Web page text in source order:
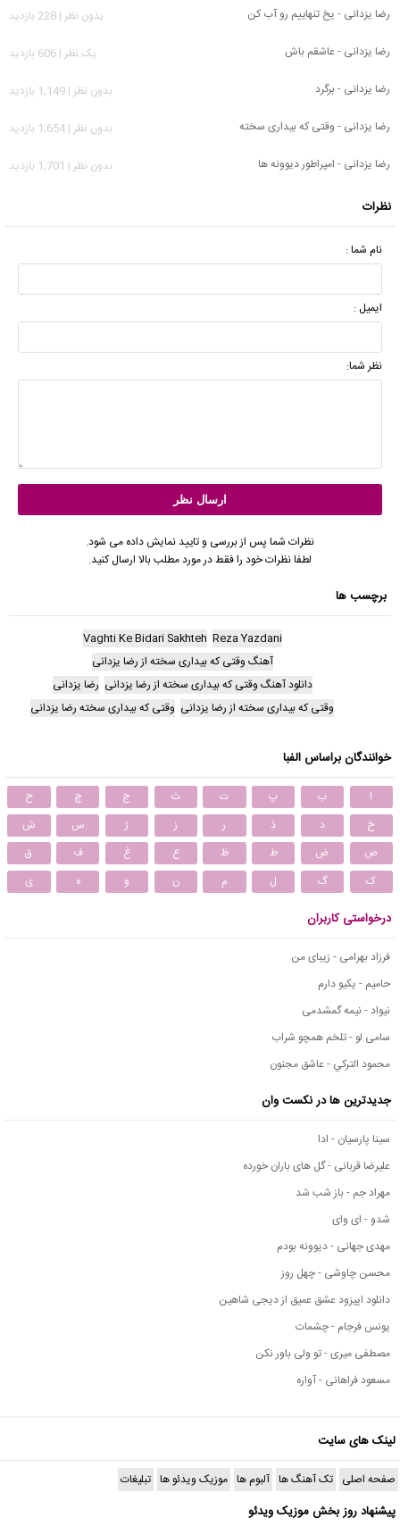
رضا یزدانی - یخ تنهاییم رو آب کن
بدون نظر | 228 بازدید
رضا یزدانی - عاشقم باش
يک نظر | 606 بازدید
رضا یزدانی - برگرد
بدون نظر | 1,149 بازدید
رضا یزدانی - وقتی که بیداری سخته
بدون نظر | 1,654 بازدید
رضا یزدانی - امپراطور دیوونه ها
بدون نظر | 1,701 بازدید
نظرات
نام شما :
ایمیل :
نظر شما:
نظرات شما پس از بررسی و تایید نمایش داده می شود.
لطفا نظرات خود را فقط در مورد مطلب بالا ارسال کنید.
برچسب ها
Reza Yazdani
Vaghti Ke Bidari Sakhteh
آهنگ وقتی که بیداری سخته از رضا یزدانی
دانلود آهنگ وقتی که بیداری سخته از رضا یزدانی رضا یزدانی
وقتی که بیداری سخته از رضا یزدانی وقتی که بیداری سخته رضا یزدانی
خوانندگان براساس الفبا
ا ب پ ت ث ج چ
ح
خ
د ذ ر ز ژ س
ش
ص
ض ط ظ ع غ ف
ق
ک
گ ل م ن و ه ی
درخواستی کاربران
فرزاد بهرامی - زیبای من
حامیم - یکیو دارم
نیواد - نیمه گمشدمی
سامی لو - تلخم همچو شراب
محمود التركي - عاشق مجنون
جدیدترین ها در نکست وان
سینا پارسیان - ادا
علیرضا قربانی - گل های باران خورده
مهراد جم - باز شب شد
شدو - ای وای
مهدی جهانی - دیوونه بودم
محسن چاوشی - چهل روز
دانلود اپیزود عشق عمیق از دیجی شاهین
یونس فرجام - چشمات
مصطفی میری - تو ولی باور نکن
مسعود فراهانی - آواره
لینک های سایت
صفحه اصلی تک آهنگ ها آلبوم ها موزیک ویدئو ها تبلیغات
پیشنهاد روز بخش موزیک ویدئو